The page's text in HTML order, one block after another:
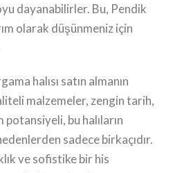
dayanabilirler. Bu, Pendik
olarak düşünmeniz için
halısı satın almanın
malzemeler, zengin tarih,
potansiyeli, bu halıların
sadece birkaçıdır.
ve sofistike bir his